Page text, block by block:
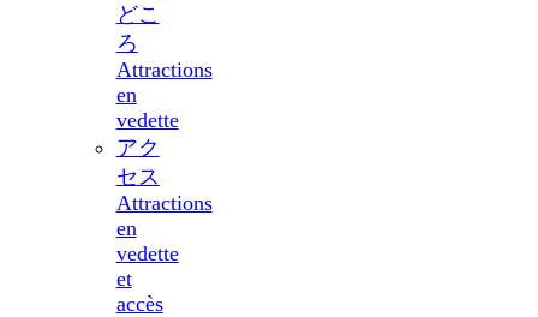
どこ
ろ
Attractions
en
vedette
アク
セス
Attractions
en
vedette
et
accès